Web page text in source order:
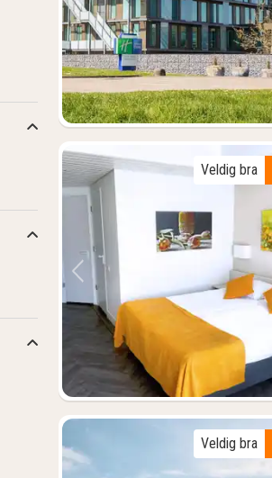
Forrige bilde
Forrige bilde
Veldig bra
Veldig bra